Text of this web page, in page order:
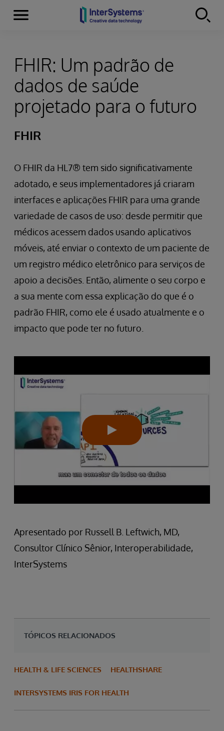
Skip to content
Menu
FHIR: Um padrão de
dados de saúde
projetado para o futuro
FHIR
O FHIR da HL7® tem sido significativamente
adotado, e seus implementadores já criaram
interfaces e aplicações FHIR para uma grande
variedade de casos de uso: desde permitir que
médicos acessem dados usando aplicativos
móveis, até enviar o contexto de um paciente de
um registro médico eletrônico para serviços de
apoio a decisões. Então, alimente o seu corpo e
a sua mente com essa explicação do que é o
padrão FHIR, como ele é usado atualmente e o
impacto que pode ter no futuro.
Apresentado por Russell B. Leftwich, MD,
Consultor Clínico Sênior, Interoperabilidade,
InterSystems
TÓPICOS RELACIONADOS
HEALTH & LIFE SCIENCES HEALTHSHARE
INTERSYSTEMS IRIS FOR HEALTH